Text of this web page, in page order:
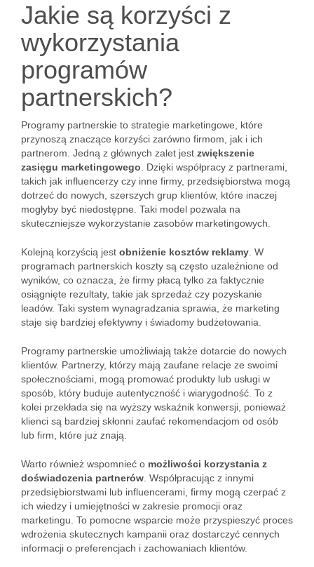
Jakie są korzyści z
wykorzystania
programów
partnerskich?
Programy partnerskie to strategie marketingowe, które
przynoszą znaczące korzyści zarówno firmom, jak i ich
partnerom. Jedną z głównych zalet jest zwiększenie
zasięgu marketingowego . Dzięki współpracy z partnerami,
takich jak influencerzy czy inne firmy, przedsiębiorstwa mogą
dotrzeć do nowych, szerszych grup klientów, które inaczej
mogłyby być niedostępne. Taki model pozwala na
skuteczniejsze wykorzystanie zasobów marketingowych.
Kolejną korzyścią jest obniżenie kosztów reklamy . W
programach partnerskich koszty są często uzależnione od
wyników, co oznacza, że firmy płacą tylko za faktycznie
osiągnięte rezultaty, takie jak sprzedaż czy pozyskanie
leadów. Taki system wynagradzania sprawia, że marketing
staje się bardziej efektywny i świadomy budżetowania.
Programy partnerskie umożliwiają także dotarcie do nowych
klientów. Partnerzy, którzy mają zaufane relacje ze swoimi
społecznościami, mogą promować produkty lub usługi w
sposób, który buduje autentyczność i wiarygodność. To z
kolei przekłada się na wyższy wskaźnik konwersji, ponieważ
klienci są bardziej skłonni zaufać rekomendacjom od osób
lub firm, które już znają.
Warto również wspomnieć o możliwości korzystania z
doświadczenia partnerów . Współpracując z innymi
przedsiębiorstwami lub influencerami, firmy mogą czerpać z
ich wiedzy i umiejętności w zakresie promocji oraz
marketingu. To pomocne wsparcie może przyspieszyć proces
wdrożenia skutecznych kampanii oraz dostarczyć cennych
informacji o preferencjach i zachowaniach klientów.